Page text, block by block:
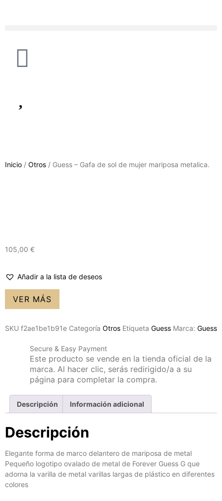
Inicio / Otros / Guess – Gafa de sol de mujer mariposa metalica.
105,00 €
Añadir a la lista de deseos
VER MÁS
SKU f2ae1be1b91e Categoría Otros Etiqueta Guess Marca: Guess
Secure & Easy Payment
Este producto se vende en la tienda oficial de la
marca. Al hacer clic, serás redirigido/a a su
página para completar la compra.
Descripción Información adicional
Descripción
Elegante forma de marco delantero de mariposa de metal
Pequeño logotipo ovalado de metal de Forever Guess G que
adorna la varilla de metal varillas largas de plástico en diferentes
colores